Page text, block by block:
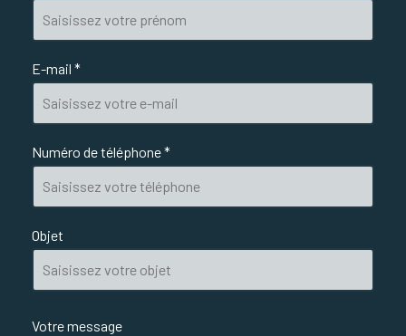
E-mail *
Numéro de téléphone *
Objet
Votre message